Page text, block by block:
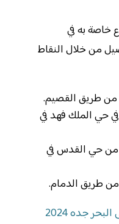
خاصة به في
من خلال النقاط
من طريق القصيم.
حي الملك فهد في
من حي القدس في
من طريق الدمام.